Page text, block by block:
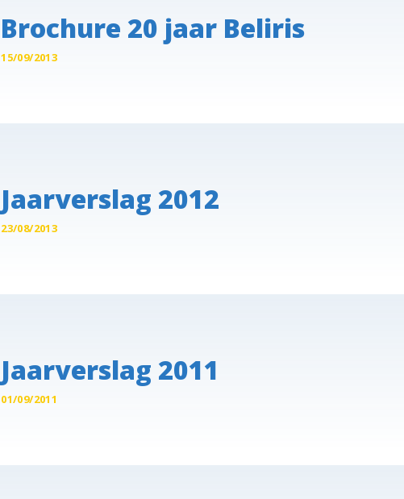
Brochure 20 jaar Beliris
15/09/2013
Jaarverslag 2012
23/08/2013
Jaarverslag 2011
01/09/2011